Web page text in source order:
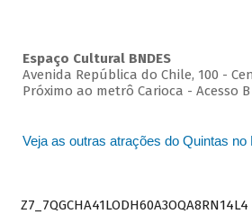
Espaço Cultural BNDES
Avenida República do Chile, 100 -
Próximo ao metrô Carioca - Acesso B
Veja as outras atrações do Quintas no
Z7_7QGCHA41LODH60A3OQA8RN14L4